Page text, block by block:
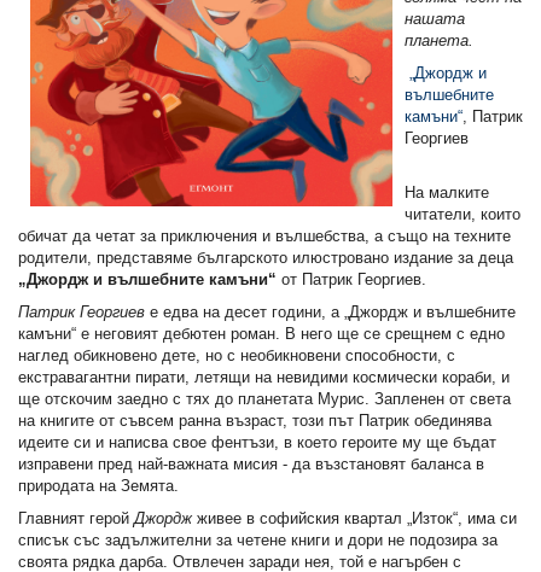
нашата
планета.
„Джордж и
вълшебните
камъни“ , Патрик
Георгиев
На малките
читатели, които
обичат да четат за приключения и вълшебства, а също на техните
родители, представяме българското илюстровано издание за деца
„Джордж и вълшебните камъни“ от Патрик Георгиев.
Патрик Георгиев е едва на десет години, а „Джордж и вълшебните
камъни“ е неговият дебютен роман. В него ще се срещнем с едно
наглед обикновено дете, но с необикновени способности, с
екстравагантни пирати, летящи на невидими космически кораби, и
ще отскочим заедно с тях до планетата Мурис. Запленен от света
на книгите от съвсем ранна възраст, този път Патрик обединява
идеите си и написва свое фентъзи, в което героите му ще бъдат
изправени пред най-важната мисия - да възстановят баланса в
природата на Земята.
Главният герой Джордж живее в софийския квартал „Изток“, има си
списък със задължителни за четене книги и дори не подозира за
своята рядка дарба. Отвлечен заради нея, той е нагърбен с